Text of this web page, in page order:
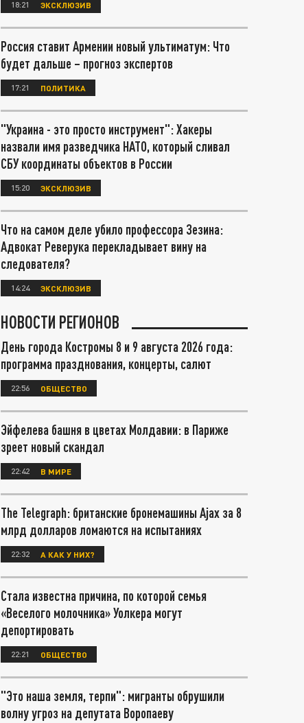
18:21 ЭКСКЛЮЗИВ
Россия ставит Армении новый ультиматум: Что
будет дальше – прогноз экспертов
17:21 ПОЛИТИКА
"Украина - это просто инструмент": Хакеры
назвали имя разведчика НАТО, который сливал
СБУ координаты объектов в России
15:20 ЭКСКЛЮЗИВ
Что на самом деле убило профессора Зезина:
Адвокат Реверука перекладывает вину на
следователя?
14:24 ЭКСКЛЮЗИВ
НОВОСТИ РЕГИОНОВ
День города Костромы 8 и 9 августа 2026 года:
программа празднования, концерты, салют
22:56 ОБЩЕСТВО
Эйфелева башня в цветах Молдавии: в Париже
зреет новый скандал
22:42 В МИРЕ
The Telegraph: британские бронемашины Ajax за 8
млрд долларов ломаются на испытаниях
22:32 А КАК У НИХ?
Стала известна причина, по которой семья
«Веселого молочника» Уолкера могут
депортировать
22:21 ОБЩЕСТВО
"Это наша земля, терпи": мигранты обрушили
волну угроз на депутата Воропаеву